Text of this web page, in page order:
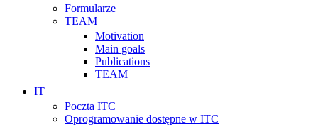
Formularze
TEAM
Motivation
Main goals
Publications
TEAM
IT
Poczta ITC
Oprogramowanie dostępne w ITC